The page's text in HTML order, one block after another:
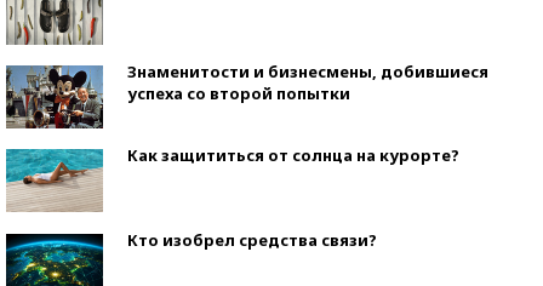
Знаменитости и бизнесмены, добившиеся
успеха со второй попытки
Как защититься от солнца на курорте?
Кто изобрел средства связи?